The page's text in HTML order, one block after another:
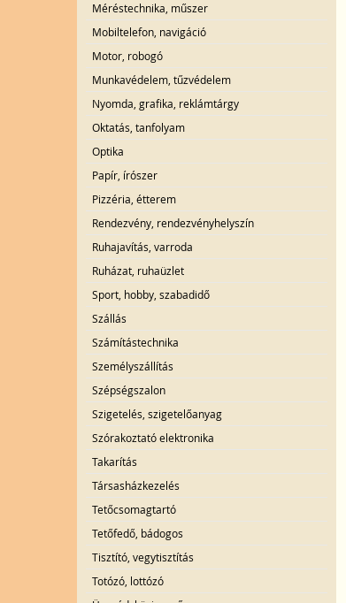
Méréstechnika, műszer
Mobiltelefon, navigáció
Motor, robogó
Munkavédelem, tűzvédelem
Nyomda, grafika, reklámtárgy
Oktatás, tanfolyam
Optika
Papír, írószer
Pizzéria, étterem
Rendezvény, rendezvényhelyszín
Ruhajavítás, varroda
Ruházat, ruhaüzlet
Sport, hobby, szabadidő
Szállás
Számítástechnika
Személyszállítás
Szépségszalon
Szigetelés, szigetelőanyag
Szórakoztató elektronika
Takarítás
Társasházkezelés
Tetőcsomagtartó
Tetőfedő, bádogos
Tisztító, vegytisztítás
Totózó, lottózó